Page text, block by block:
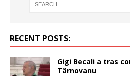
RECENT POSTS:
Gigi Becali a tras
Târnovanu